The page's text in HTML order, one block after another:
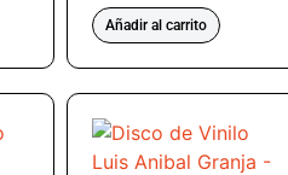
Añadir al carrito